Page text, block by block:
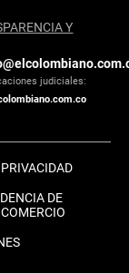
Y
judiciales:
DE